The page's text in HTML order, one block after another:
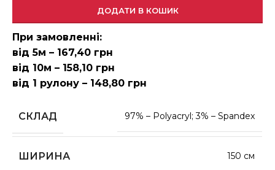
ДОДАТИ В КОШИК
При замовленні:
від 5м – 167,40 грн
від 10м – 158,10 грн
від 1 рулону – 148,80 грн
СКЛАД 97% – Polyacryl; 3% – Spandex
ШИРИНА 150 см